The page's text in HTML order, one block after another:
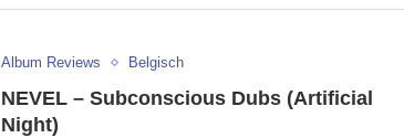
Album Reviews Belgisch
NEVEL – Subconscious Dubs (Artificial
Night)